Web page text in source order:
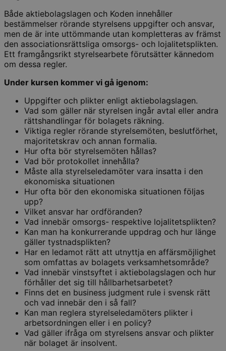
Både aktiebolagslagen och Koden innehåller
bestämmelser rörande styrelsens uppgifter och ansvar,
men de är inte uttömmande utan kompletteras av främst
den associationsrättsliga omsorgs- och lojalitetsplikten.
Ett framgångsrikt styrelsearbete förutsätter kännedom
om dessa regler.
Under kursen kommer vi gå igenom:
Uppgifter och plikter enligt aktiebolagslagen.
Vad som gäller när styrelsen ingår avtal eller andra
rättshandlingar för bolagets räkning.
Viktiga regler rörande styrelsemöten, beslutförhet,
majoritetskrav och annan formalia.
Hur ofta bör styrelsemöten hållas?
Vad bör protokollet innehålla?
Måste alla styrelseledamöter vara insatta i den
ekonomiska situationen
Hur ofta bör den ekonomiska situationen följas
upp?
Vilket ansvar har ordföranden?
Vad innebär omsorgs- respektive lojalitetsplikten?
Kan man ha konkurrerande uppdrag och hur länge
gäller tystnadsplikten?
Har en ledamot rätt att utnyttja en affärsmöjlighet
som omfattas av bolagets verksamhetsområde?
Vad innebär vinstsyftet i aktiebolagslagen och hur
förhåller det sig till hållbarhetsarbetet?
Finns det en business judgment rule i svensk rätt
och vad innebär den i så fall?
Kan man reglera styrelseledamöters plikter i
arbetsordningen eller i en policy?
Vad gäller ifråga om styrelsens ansvar och plikter
när bolaget är insolvent.